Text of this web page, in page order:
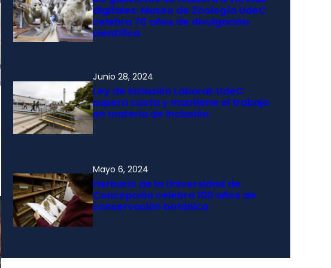
digitales: Museo de Zoología UdeC
celebra 70 años de divulgación
científica
Junio 28, 2024
Ley de Inclusión Laboral: UdeC
supera cuota y mantiene el trabajo
en materia de inclusión
Mayo 6, 2024
Herbario de la Universidad de
Concepción celebra 100 años de
conservación botánica